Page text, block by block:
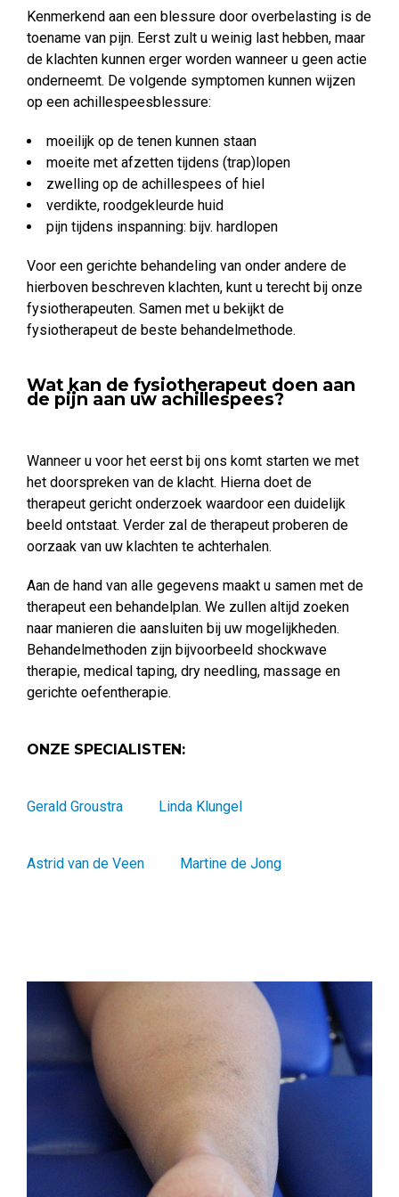
Kenmerkend aan een blessure door overbelasting is de
toename van pijn. Eerst zult u weinig last hebben, maar
de klachten kunnen erger worden wanneer u geen actie
onderneemt. De volgende symptomen kunnen wijzen
op een achillespeesblessure:
moeilijk op de tenen kunnen staan
moeite met afzetten tijdens (trap)lopen
zwelling op de achillespees of hiel
verdikte, roodgekleurde huid
pijn tijdens inspanning: bijv. hardlopen
Voor een gerichte behandeling van onder andere de
hierboven beschreven klachten, kunt u terecht bij onze
fysiotherapeuten. Samen met u bekijkt de
fysiotherapeut de beste behandelmethode.
Wat kan de fysiotherapeut doen aan
de pijn aan uw achillespees?
Wanneer u voor het eerst bij ons komt starten we met
het doorspreken van de klacht. Hierna doet de
therapeut gericht onderzoek waardoor een duidelijk
beeld ontstaat. Verder zal de therapeut proberen de
oorzaak van uw klachten te achterhalen.
Aan de hand van alle gegevens maakt u samen met de
therapeut een behandelplan. We zullen altijd zoeken
naar manieren die aansluiten bij uw mogelijkheden.
Behandelmethoden zijn bijvoorbeeld shockwave
therapie, medical taping, dry needling, massage en
gerichte oefentherapie.
ONZE SPECIALISTEN:
Gerald Groustra Linda Klungel
Astrid van de Veen Martine de Jong